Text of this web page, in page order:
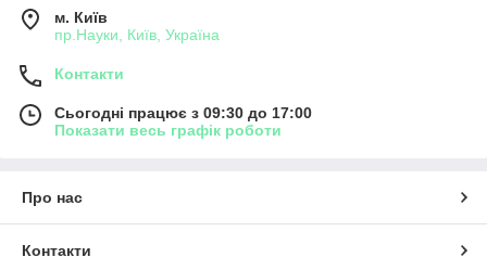
м. Київ
пр.Науки, Київ, Україна
Контакти
Сьогодні працює з 09:30 до 17:00
Показати весь графік роботи
Про нас
Контакти